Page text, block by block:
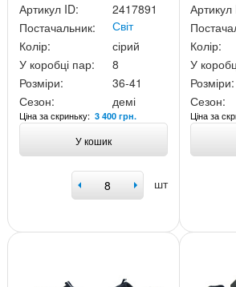
Артикул ID:
2417891
Постачальник:
Світ
Колір:
сірий
У коробці пар:
8
Розміри:
36-41
Сезон:
демі
Ціна за скриньку: 3 400 грн.
У кошик
шт
Артикул
Колір:
У
Розміри:
Сезон:
Ціна за